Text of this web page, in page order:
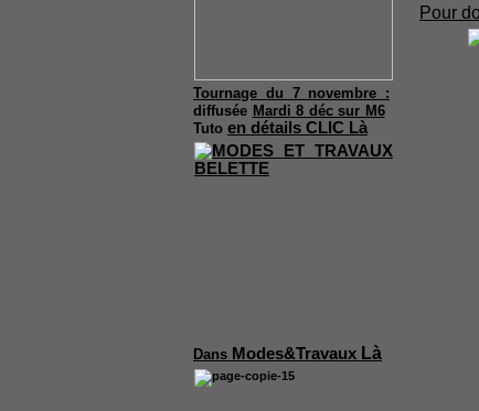
Tournage du 7 novembre :
diffusée Mardi 8 déc sur M6
Tuto en détails CLIC Là
Dans Modes&Travaux Là
Pour